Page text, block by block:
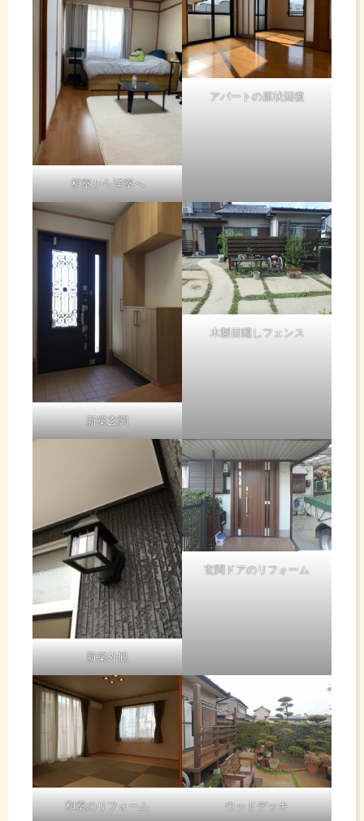
和室から洋室へ
アパートの原状回復
新築玄関
木製目隠しフェンス
新築外観
玄関ドアのリフォーム
和室のリフォーム ウッドデッキ